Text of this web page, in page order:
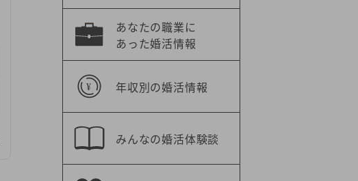
あなたの職業に
あった婚活情報
年収別の婚活情報
みんなの婚活体験談